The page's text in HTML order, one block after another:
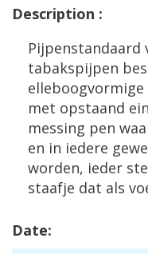
Description :
Pijpenstandaard
tabakspijpen
elleboogvormige
met opstaand
messing pen
en in iedere
worden, ieder
staafje dat als
Date: